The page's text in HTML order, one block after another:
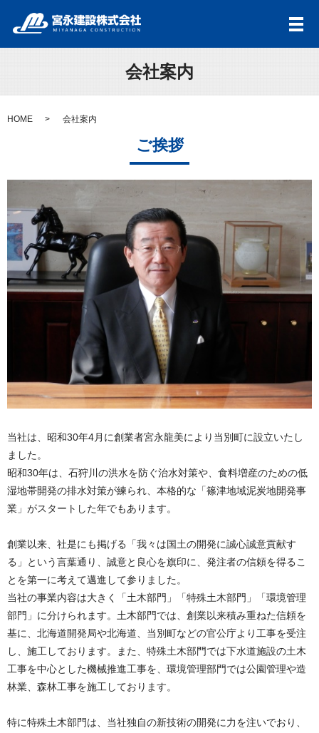
メ
会社案内
HOME 会社案内
ご挨拶
当社は、昭和30年4月に創業者宮永龍美により当別町に設立いたし
ました。
昭和30年は、石狩川の洪水を防ぐ治水対策や、食料増産のための低
湿地帯開発の排水対策が練られ、本格的な「篠津地域泥炭地開発事
業」がスタートした年でもあります。
創業以来、社是にも掲げる「我々は国土の開発に誠心誠意貢献す
る」という言葉通り、誠意と良心を旗印に、発注者の信頼を得るこ
とを第一に考えて邁進して参りました。
当社の事業内容は大きく「土木部門」「特殊土木部門」「環境管理
部門」に分けられます。土木部門では、創業以来積み重ねた信頼を
基に、北海道開発局や北海道、当別町などの官公庁より工事を受注
し、施工しております。また、特殊土木部門では下水道施設の土木
工事を中心とした機械推進工事を、環境管理部門では公園管理や造
林業、森林工事を施工しております。
特に特殊土木部門は、当社独自の新技術の開発に力を注いでおり、